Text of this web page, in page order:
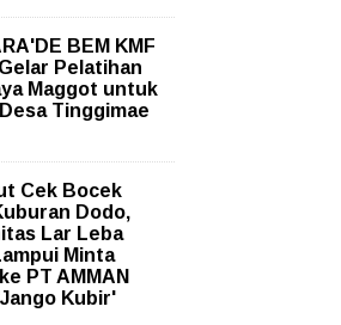
BEM KMF
Pelatihan
Maggot untuk
Tinggimae
Cek Bocek
Dodo,
Lar Leba
Minta
PT AMMAN
Kubir'